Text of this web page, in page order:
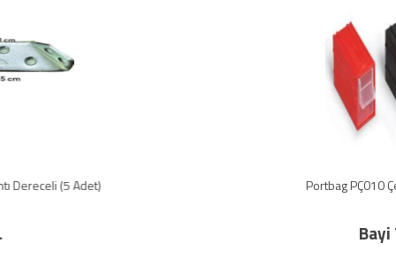
Portbag PÇ010 Çekmece Mavi-Kırmızı